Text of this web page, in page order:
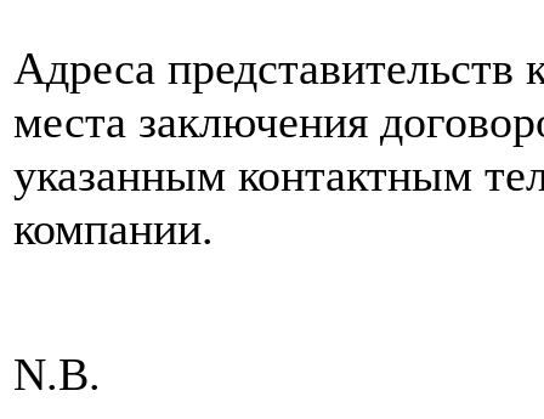
Адреса
места заключения
указанным контактным
компании.
N.B.